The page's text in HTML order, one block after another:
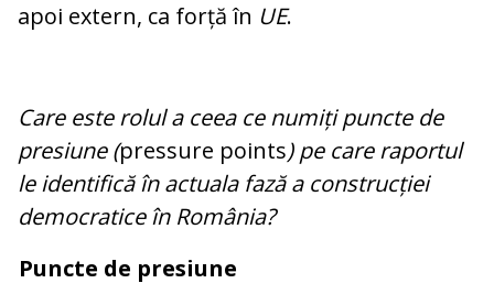
apoi extern, ca forță în UE.
Care este rolul a ceea ce numiți puncte de
presiune (pressure points) pe care raportul
le identifică în actuala fază a construcției
democratice în România?
Puncte de presiune